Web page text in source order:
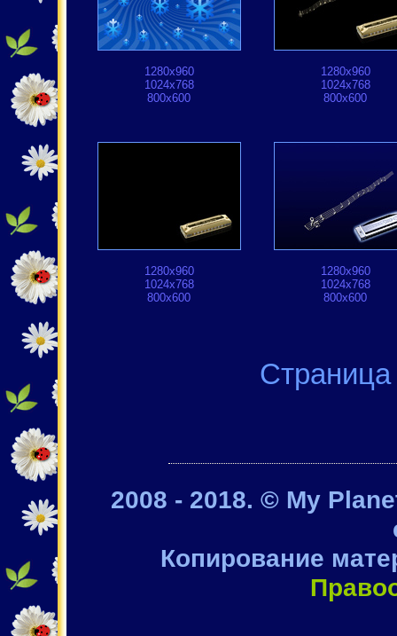
1280x960
1024x768
800x600
1280x960
1024x768
800x600
1280x960
1024x768
800x600
1280x960
1024x768
800x600
2008 - 2018. © My
Копирование